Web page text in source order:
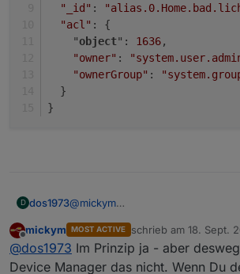
"_id" :
"acl" : {
    "
object": 1636,
"owner" :
"ownerGroup" :
  }
}
D dos1973@mickym
ich ändere evtl noch die
geräte daraus.
kann ich das
einfach
Offline
mickym MOST ACTIVE schrieb am 18. Sept.
zuletzt editiert von
@dos1973 Im Prinzip ja - aber
Device Manager das nicht. Wenn Du